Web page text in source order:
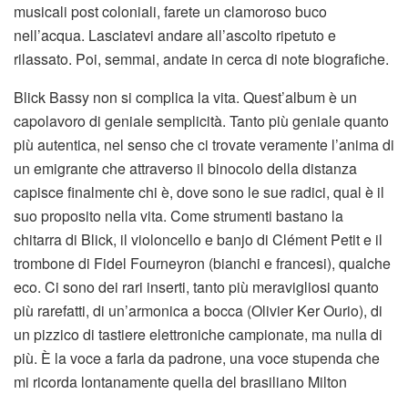
musicali post coloniali, farete un clamoroso buco
nell’acqua. Lasciatevi andare all’ascolto ripetuto e
rilassato. Poi, semmai, andate in cerca di note biografiche.
Blick Bassy non si complica la vita. Quest’album è un
capolavoro di geniale semplicità. Tanto più geniale quanto
più autentica, nel senso che ci trovate veramente l’anima di
un emigrante che attraverso il binocolo della distanza
capisce finalmente chi è, dove sono le sue radici, qual è il
suo proposito nella vita. Come strumenti bastano la
chitarra di Blick, il violoncello e banjo di Clément Petit e il
trombone di Fidel Fourneyron (bianchi e francesi), qualche
eco. Ci sono dei rari inserti, tanto più meravigliosi quanto
più rarefatti, di un’armonica a bocca (Olivier Ker Ourio), di
un pizzico di tastiere elettroniche campionate, ma nulla di
più. È la voce a farla da padrone, una voce stupenda che
mi ricorda lontanamente quella del brasiliano Milton